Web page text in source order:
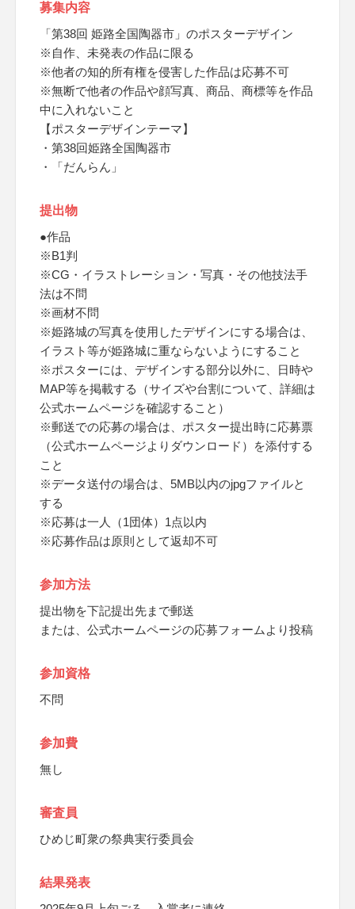
募集内容
「第38回 姫路全国陶器市」のポスターデザイン
※自作、未発表の作品に限る
※他者の知的所有権を侵害した作品は応募不可
※無断で他者の作品や顔写真、商品、商標等を作品
中に入れないこと
【ポスターデザインテーマ】
・第38回姫路全国陶器市
・「だんらん」
提出物
●作品
※B1判
※CG・イラストレーション・写真・その他技法手
法は不問
※画材不問
※姫路城の写真を使用したデザインにする場合は、
イラスト等が姫路城に重ならないようにすること
※ポスターには、デザインする部分以外に、日時や
MAP等を掲載する（サイズや台割について、詳細は
公式ホームページを確認すること）
※郵送での応募の場合は、ポスター提出時に応募票
（公式ホームページよりダウンロード）を添付する
こと
※データ送付の場合は、5MB以内のjpgファイルと
する
※応募は一人（1団体）1点以内
※応募作品は原則として返却不可
参加方法
提出物を下記提出先まで郵送
または、公式ホームページの応募フォームより投稿
参加資格
不問
参加費
無し
審査員
ひめじ町衆の祭典実行委員会
結果発表